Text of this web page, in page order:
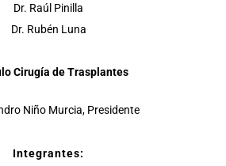
Dr. Raúl Pinilla
Dr. Rubén Luna
Cirugía de Trasplantes
Niño Murcia, Presidente
Integrantes: